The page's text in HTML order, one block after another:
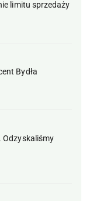
limitu sprzedaży
Bydła
Odzyskaliśmy